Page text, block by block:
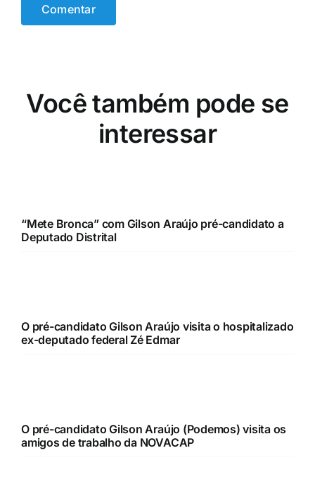
Você também pode se
interessar
“Mete Bronca” com Gilson Araújo pré-candidato a
Deputado Distrital
O pré-candidato Gilson Araújo visita o hospitalizado
ex-deputado federal Zé Edmar
O pré-candidato Gilson Araújo (Podemos) visita os
amigos de trabalho da NOVACAP